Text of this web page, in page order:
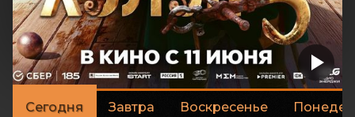
Сегодня Завтра Воскресенье